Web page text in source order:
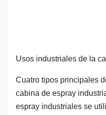
Usos industriales de la
Cuatro tipos principales
cabina de espray
espray industriales se